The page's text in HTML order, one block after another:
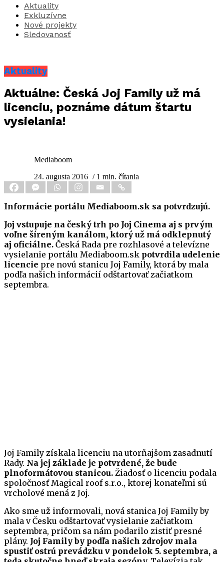
Aktuality
Exkluzívne
Nové projekty
Sledovanosť
Aktuality
Aktuálne: Česká Joj Family už má
licenciu, poznáme dátum štartu
vysielania!
Mediaboom
24. augusta 2016 / 1 min. čítania
Informácie portálu Mediaboom.sk sa potvrdzujú.
Joj vstupuje na český trh po Joj Cinema aj s prvým
voľne šíreným kanálom, ktorý už má odklepnutý
aj oficiálne. Česká Rada pre rozhlasové a televízne
vysielanie portálu Mediaboom.sk potvrdila udelenie
licencie pre novú stanicu Joj Family, ktorá by mala
podľa našich informácií odštartovať začiatkom
septembra.
Joj Family získala licenciu na utorňajšom zasadnutí
Rady. Na jej základe je potvrdené, že bude
plnoformátovou stanicou. Žiadosť o licenciu podala
spoločnosť Magical roof s.r.o., ktorej konateľmi sú
vrcholové mená z Joj.
Ako sme už informovali, nová stanica Joj Family by
mala v Česku odštartovať vysielanie začiatkom
septembra, pričom sa nám podarilo zistiť presné
plány. Joj Family by podľa našich zdrojov mala
spustiť ostrú prevádzku v pondelok 5. septembra, a